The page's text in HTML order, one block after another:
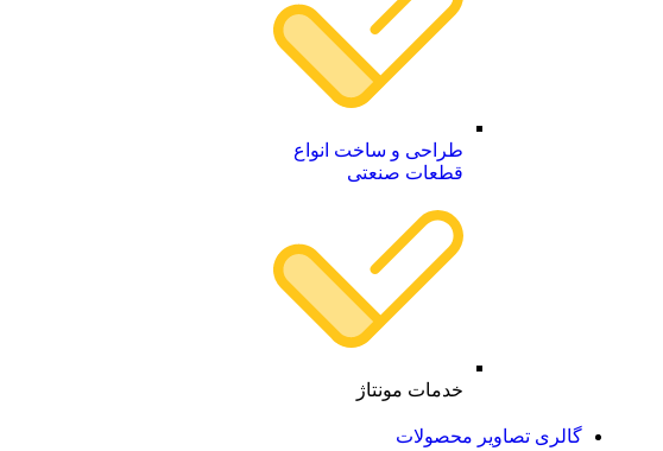
طراحی و ساخت انواع
قطعات صنعتی
خدمات مونتاژ
گالری تصاویر محصولات